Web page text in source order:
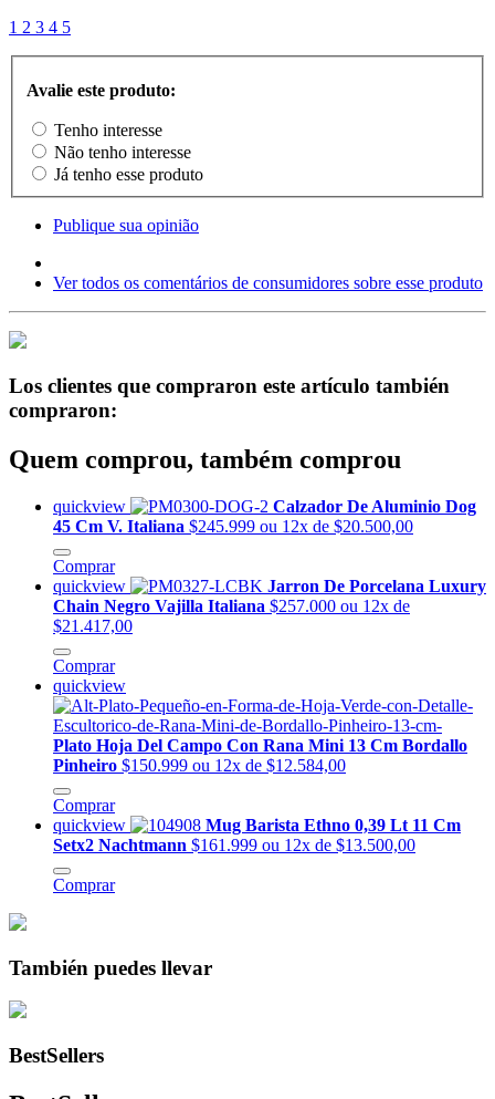
1 2 3 4 5
Avalie este produto:
Tenho interesse
Não tenho interesse
Já tenho esse produto
Publique sua opinião
Ver todos os comentários de consumidores sobre esse produto
Los clientes que compraron este artículo también
compraron:
Quem comprou, também comprou
quickview
Calzador De Aluminio Dog
45 Cm V. Italiana $245.999 ou 12x de $20.500,00
Comprar
quickview
Jarron De Porcelana Luxury
Chain Negro Vajilla Italiana $257.000 ou 12x de
$21.417,00
Comprar
quickview
Plato Hoja Del Campo Con Rana Mini 13 Cm Bordallo
Pinheiro $150.999 ou 12x de $12.584,00
Comprar
quickview
Mug Barista Ethno 0,39 Lt 11 Cm
Setx2 Nachtmann $161.999 ou 12x de $13.500,00
Comprar
También puedes llevar
BestSellers